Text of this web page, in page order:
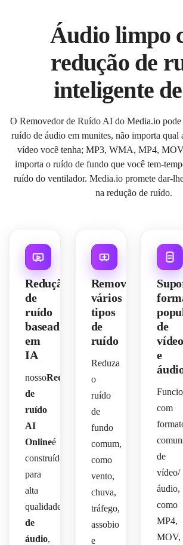
Áudio limpo
redução de
inteligente
O Removedor de Ruído AI do Media.io pode
ruído de áudio em munites, não importa qual
vídeo você tenha; MP3, WMA, MP4,
importa o ruído de fundo que você tem-
ruído do ventilador. Media.io promete dar-
na redução de ruído.
Redução
de
ruído
baseada
em
IA
nossoRedutor
de
ruído
AI
Onlineé
construído
para
alta
qualidade
Limpeza
de
áudio,
Remova
vários
tipos
de
ruído
Reduza
o
ruído
de
fundo
comum,
como
vento,
chuva,
tráfego,
assobio
e
de
vídeo
e
com
de
vídeo/
áudio,
como
MP4,
MOV,